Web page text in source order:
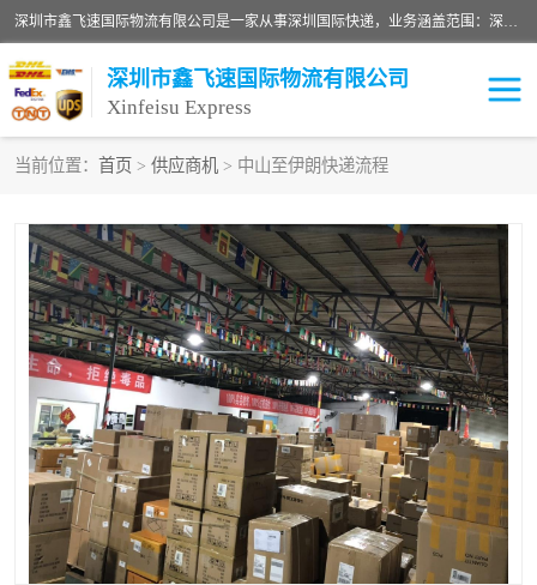
深圳市鑫飞速国际物流有限公司是一家从事深圳国际快递，业务涵盖范围：深圳DHL国际快递、深圳国际快递公司、深圳国际物流公司、深圳国际快递、深圳DHL国际快递电话可拨打全国服务热线：15019287411。欢迎各位亲来人来电到我司洽谈合作。
深圳市鑫飞速国际物流有限公司
Xinfeisu Express
当前位置： 首页 > 供应商机 > 中山至伊朗快递流程
俄罗斯快递 巴西快递
深圳DHL国际快递 伊朗快递
UPS国际快递 深圳国际快递公司
深圳国际物流公司 深圳国际快递电话
DHL国际快递电话 深圳国际快递
新能源电池出口物流